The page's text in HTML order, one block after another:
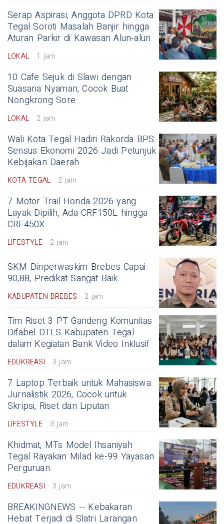
Serap Aspirasi, Anggota DPRD Kota
Tegal Soroti Masalah Banjir hingga
Aturan Parkir di Kawasan Alun-alun
LOKAL 1 jam
10 Cafe Sejuk di Slawi dengan
Suasana Nyaman, Cocok Buat
Nongkrong Sore
LOKAL 2 jam
Wali Kota Tegal Hadiri Rakorda BPS:
Sensus Ekonomi 2026 Jadi Petunjuk
Kebijakan Daerah
KOTA TEGAL 2 jam
7 Motor Trail Honda 2026 yang
Layak Dipilih, Ada CRF150L hingga
CRF450X
LIFESTYLE 2 jam
SKM Dinperwaskim Brebes Capai
90,88, Predikat Sangat Baik
KABUPATEN BREBES 2 jam
Tim Riset 3 PT Gandeng Komunitas
Difabel DTLS Kabupaten Tegal
dalam Kegiatan Bank Video Inklusif
EDUKREASI 3 jam
7 Laptop Terbaik untuk Mahasiswa
Jurnalistik 2026, Cocok untuk
Skripsi, Riset dan Liputan
LIFESTYLE 3 jam
Khidmat, MTs Model Ihsaniyah
Tegal Rayakan Milad ke-99 Yayasan
Perguruan
EDUKREASI 3 jam
BREAKINGNEWS -- Kebakaran
Hebat Terjadi di Slatri Larangan